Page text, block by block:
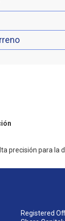
precisión para la
Registered